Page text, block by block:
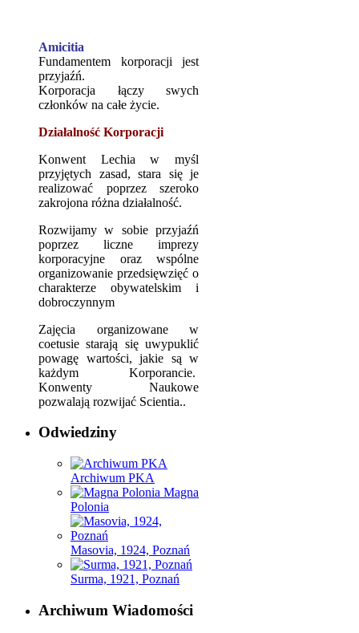
Amicitia
Fundamentem korporacji jest
przyjaźń.
Korporacja łączy swych
członków na całe życie.
Działalność Korporacji
Konwent Lechia w myśl
przyjętych zasad, stara się je
realizować poprzez szeroko
zakrojona różna działalność.
Rozwijamy w sobie przyjaźń
poprzez liczne imprezy
korporacyjne oraz wspólne
organizowanie przedsięwzięć o
charakterze obywatelskim i
dobroczynnym
Zajęcia organizowane w
coetusie starają się uwypuklić
powagę wartości, jakie są w
każdym Korporancie.
Konwenty Naukowe
pozwalają rozwijać Scientia..
Odwiedziny
Archiwum PKA
Magna
Polonia
Masovia, 1924, Poznań
Surma, 1921, Poznań
Archiwum Wiadomości